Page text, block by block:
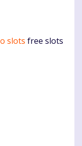
slots free slots